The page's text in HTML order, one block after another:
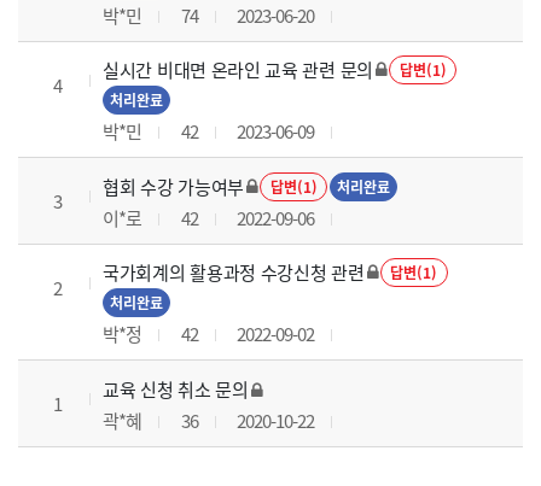
박*민 74 2023-06-20
4
실시간 비대면 온라인 교육 관련 문의
답변(1)
처리완료
박*민 42 2023-06-09
3
협회 수강 가능여부 답변(1) 처리완료
이*로 42 2022-09-06
2
국가회계의 활용과정 수강신청 관련
답변(1)
처리완료
박*정 42 2022-09-02
1
교육 신청 취소 문의
곽*혜
36 2020-10-22